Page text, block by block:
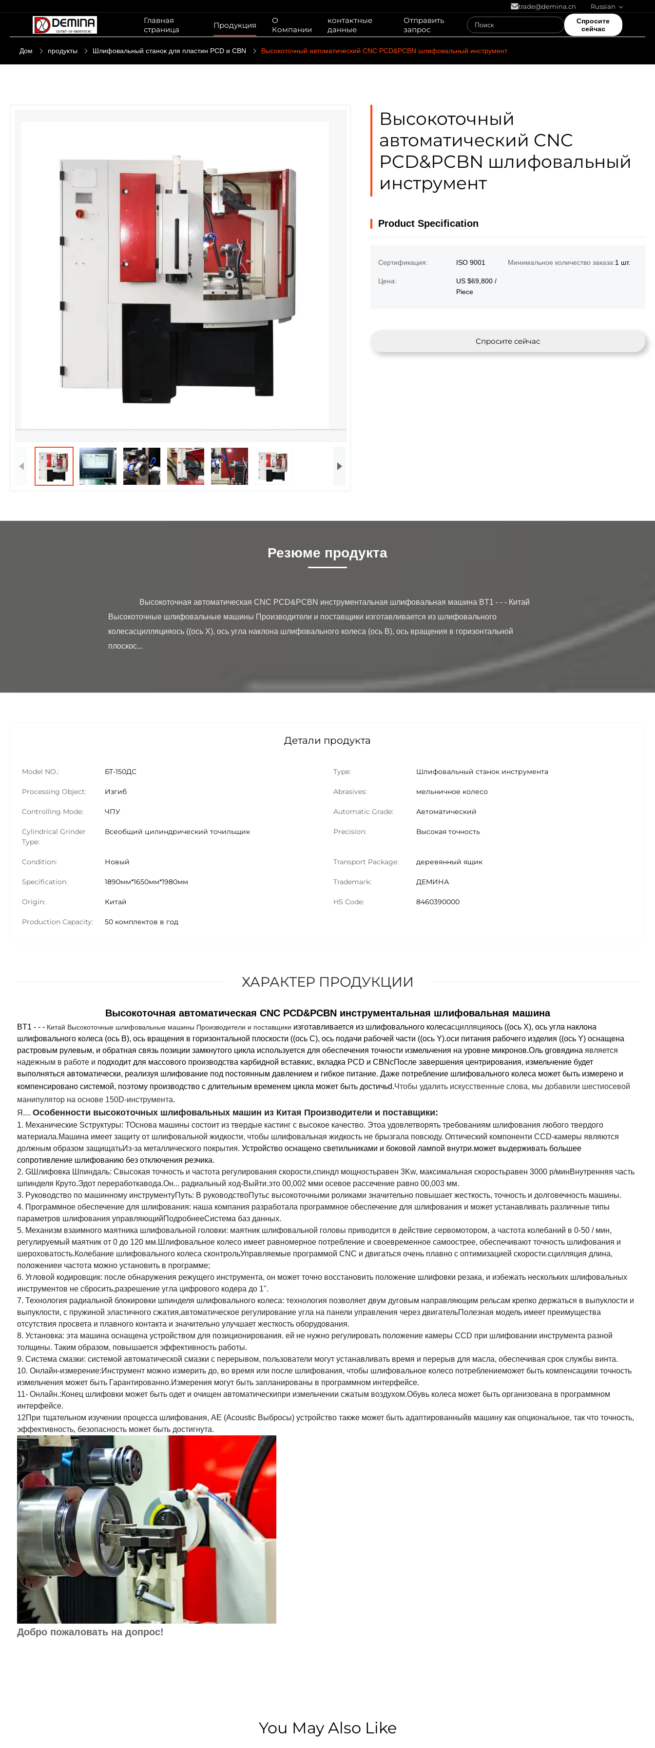
trade@demina.cn Russian
Главная
страница
Продукция
О
Компании
контактные
данные
Отправить
запрос
Спросите
сейчас
Дом продукты Шлифовальный станок для пластин PCD и CBN Высокоточный автоматический CNC PCD&PCBN шлифовальный инструмент
Высокоточный
автоматический CNC
PCD&PCBN шлифовальный
инструмент
Product Specification
Сертификация: ISO 9001 Минимальное количество заказа:1 шт.
Цена:
US $69,800 /
Piece
Спросите сейчас
Резюме продукта
Высокоточные шлифовальные машины Производители и поставщики изготавливается из шлифовального
колесасцилляцияось ((ось X), ось угла наклона шлифовального колеса (ось B), ось вращения в горизонтальной
плоскос...
Детали продукта
Model NO.: БТ-150ДС Type: Шлифовальный станок инструмента
Processing Object: Изгиб Abrasives: мельничное колесо
Controlling Mode: ЧПУ Automatic Grade: Автоматический
Cylindrical Grinder
Type:
Всеобщий цилиндрический точильщик Precision: Высокая точность
Condition: Новый Transport Package: деревянный ящик
Specification: 1890мм*1650мм*1980мм Trademark: ДЕМИНА
Origin: Китай HS Code: 8460390000
Production Capacity: 50 комплектов в год
ХАРАКТЕР ПРОДУКЦИИ
Высокоточная автоматическая CNC PCD&PCBN инструментальная шлифовальная машина
BT1 - - - Китай Высокоточные шлифовальные машины Производители и поставщики изготавливается из шлифовального колесасцилляцияось ((ось X), ось угла наклона
шлифовального колеса (ось B), ось вращения в горизонтальной плоскости ((ось C), ось подачи рабочей части ((ось Y).оси питания рабочего изделия ((ось Y) оснащена
растровым рулевым, и обратная связь позиции замкнутого цикла используется для обеспечения точности измельчения на уровне микронов.Оль gговядина является
надежным в работе и подходит для массового производства карбидной вставкис, вкладка PCD и CBNсПосле завершения центрирования, измельчение будет
выполняться автоматически, реализуя шлифование под постоянным давлением и гибкое питание. Даже потребление шлифовального колеса может быть измерено и
компенсировано системой, поэтому производство с длительным временем цикла может быть достичьd.Чтобы удалить искусственные слова, мы добавили шестиосевой
манипулятор на основе 150D-инструмента.
Я.... Особенности высокоточных шлифовальных машин из Китая Производители и поставщики:
1. Механические Sструктуры: ТОснова машины состоит из твердые кастинг с высокое качество. Этоa удовлетворять требованиям шлифования любого твердого
материала.Машина имеет защиту от шлифовальной жидкости, чтобы шлифовальная жидкость не брызгала повсюду. Оптический компоненти CCD-камеры являются
должным образом защищатьИз-за металлического покрытия. Устройство оснащено светильниками и боковой лампой внутри.может выдерживать большее
сопротивление шлифованию без отключения резчика.
2. GШлифовка Шпиндаль: Свысокая точность и частота регулирования скорости,спиндл мощностьравен 3Kw, максимальная скоростьравен 3000 р/минВнутренняя часть
шпинделя Круто.Эдот переработкавода.Он... радиальный ход-Выйти.это 00,002 мми осевое рассечение равно 00,003 мм.
3. Руководство по машинному инструментуПуть: В руководствоПутьс высокоточными роликами значительно повышает жесткость, точность и долговечность машины.
4. Программное обеспечение для шлифования: наша компания разработала программное обеспечение для шлифования и может устанавливать различные типы
параметров шлифования управляющийПодробнееСистема баз данных.
5. Механизм взаимного маятника шлифовальной головки: маятник шлифовальной головы приводится в действие сервомотором, а частота колебаний в 0-50 / мин,
регулируемый маятник от 0 до 120 мм.Шлифовальное колесо имеет равномерное потребление и своевременное самоострее, обеспечивают точность шлифования и
шероховатость.Колебание шлифовального колеса cконтрольУправляемые программой CNC и двигаться очень плавно с оптимизацией скорости.сцилляция длина,
положениеи частота можно установить в программе;
6. Угловой кодировщик: после обнаружения режущего инструмента, он может точно восстановить положение шлифовки резака, и избежать нескольких шлифовальных
инструментов не сбросить,разрешение угла цифрового кодера до 1".
7. Технология радиальной блокировки шпинделя шлифовального колеса: технология позволяет двум дуговым направляющим рельсам крепко держаться в выпуклости и
выпуклости, с пружиной эластичного сжатия,автоматическое регулирование угла на панели управления через двигательПолезная модель имеет преимущества
отсутствия просвета и плавного контакта и значительно улучшает жесткость оборудования.
8. Установка: эта машина оснащена устройством для позиционирования. ей не нужно регулировать положение камеры CCD при шлифовании инструмента разной
толщины. Таким образом, повышается эффективность работы.
9. Система смазки: системой автоматической смазки с перерывом, пользователи могут устанавливать время и перерыв для масла, обеспечивая срок службы винта.
10. Онлайн-измерение:Инструмент можно измерить до, во время или после шлифования, чтобы шлифовальное колесо потреблениеможет быть компенсацияи точность
измельчения может быть Гарантированно.Измерения могут быть запланированы в программном интерфейсе.
11- Онлайн.:Конец шлифовки может быть одет и очищен автоматическипри измельчении сжатым воздухом.Обувь колеса может быть организована в программном
интерфейсе.
12При тщательном изучении процесса шлифования, AE (Acoustic Выбросы) устройство также может быть адаптированныйв машину как опциональное, так что точность,
эффективность, безопасность может быть достигнута.
Добро пожаловать на допрос!
You May Also Like